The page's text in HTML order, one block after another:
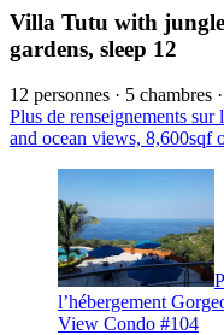
Villa Tutu with
gardens, sleep 12
12 personnes · 5 chambres
Plus de renseignements
and ocean views, 8,600sqf
l’hébergement
View Condo #104